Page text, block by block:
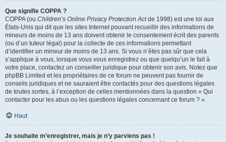
Que signifie COPPA ?
COPPA (ou Children’s Online Privacy Protection Actde 1998) est une loi aux
États-Unis qui dit que les sites Internet pouvant recueillir des informations de
mineurs de moins de 13 ans doivent obtenir le consentement écrit des parents
(ou d’un tuteur légal) pour la collecte de ces informations permettant
d’identifier un mineur de moins de 13 ans. Si vous n’êtes pas sûr que cela
s’applique à vous, lorsque vous vous enregistrez ou que quelqu’un le fait à
votre place, contactez un conseiller juridique pour obtenir son avis. Notez que
phpBB Limited et les propriétaires de ce forum ne peuvent pas fournir de
conseils juridiques et ne sauraient être contactés pour des questions légales
de toutes sortes, à l’exception de celles mentionnées dans la question « Qui
contacter pour les abus ou les questions légales concernant ce forum ? ».
Haut
Je souhaite m’enregistrer, mais je n’y parviens pas !